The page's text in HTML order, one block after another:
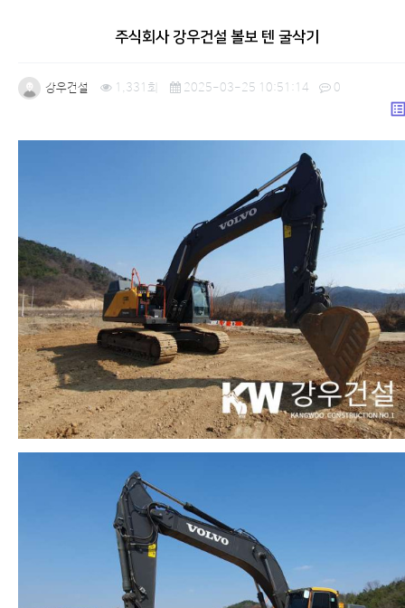
주식회사 강우건설 볼보 텐 굴삭기
강우건설 1,331회 2025-03-25 10:51:14 0